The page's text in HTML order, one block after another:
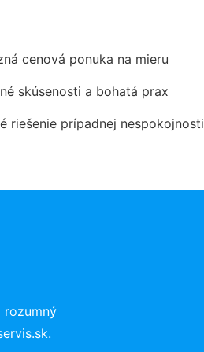
cenová ponuka na mieru
skúsenosti a bohatá prax
riešenie prípadnej nespokojnosti
rozumný